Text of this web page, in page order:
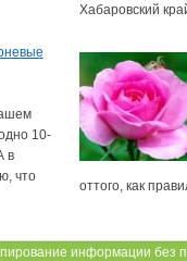
Хабаровский
10-
в
что
оттого, как
информации без